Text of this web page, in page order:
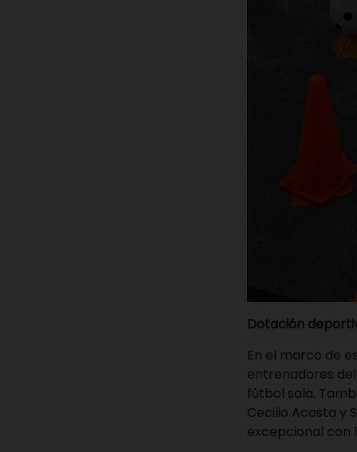
Dotación
En el marco de
entrenadores
fútbol sala.
Cecilio Acosta y
excepcional con